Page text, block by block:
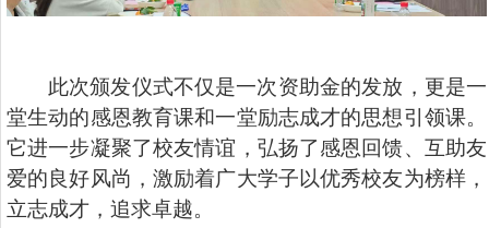
此次颁发仪式不仅是一次资助金的发放，更是一
堂生动的感恩教育课和一堂励志成才的思想引领课。
它进一步凝聚了校友情谊，弘扬了感恩回馈、互助友
爱的良好风尚，激励着广大学子以优秀校友为榜样，
立志成才，追求卓越。